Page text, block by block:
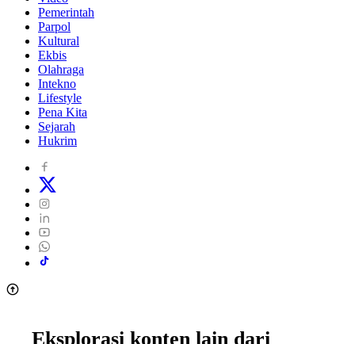
Pemerintah
Parpol
Kultural
Ekbis
Olahraga
Intekno
Lifestyle
Pena Kita
Sejarah
Hukrim
Eksplorasi konten lain dari